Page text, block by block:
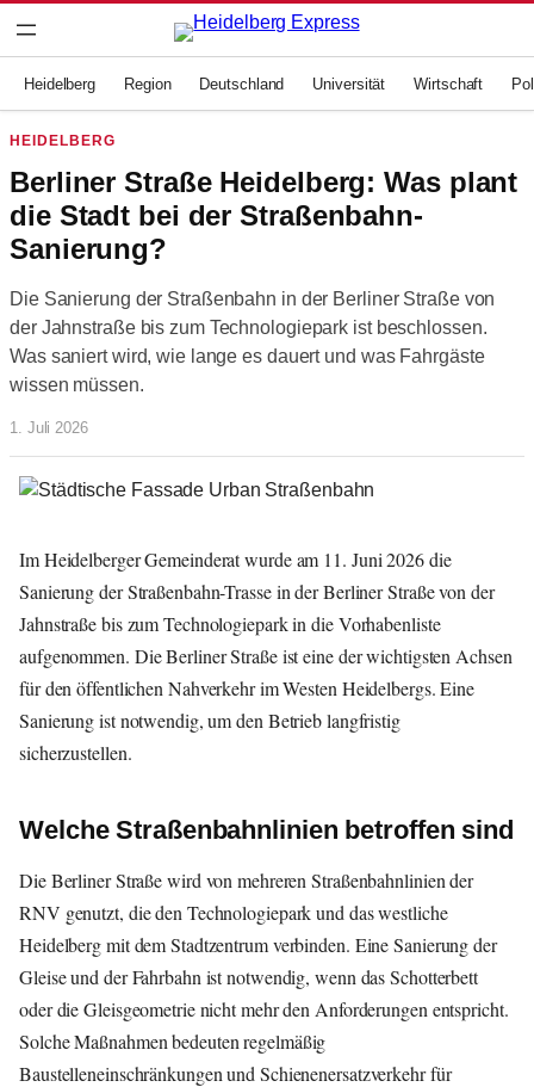
Inhalt
Heidelberg Region Deutschland Universität Wirtschaft
HEIDELBERG
Berliner Straße Heidelberg: Was plant
die Stadt bei der Straßenbahn-
Sanierung?
Die Sanierung der Straßenbahn in der Berliner Straße von
der Jahnstraße bis zum Technologiepark ist beschlossen.
Was saniert wird, wie lange es dauert und was Fahrgäste
wissen müssen.
1. Juli 2026
Im Heidelberger Gemeinderat wurde am 11. Juni 2026 die
Sanierung der Straßenbahn-Trasse in der Berliner Straße von der
Jahnstraße bis zum Technologiepark in die Vorhabenliste
aufgenommen. Die Berliner Straße ist eine der wichtigsten Achsen
für den öffentlichen Nahverkehr im Westen Heidelbergs. Eine
Sanierung ist notwendig, um den Betrieb langfristig
sicherzustellen.
Welche Straßenbahnlinien betroffen sind
Die Berliner Straße wird von mehreren Straßenbahnlinien der
RNV genutzt, die den Technologiepark und das westliche
Heidelberg mit dem Stadtzentrum verbinden. Eine Sanierung der
Gleise und der Fahrbahn ist notwendig, wenn das Schotterbett
oder die Gleisgeometrie nicht mehr den Anforderungen entspricht.
Solche Maßnahmen bedeuten regelmäßig
Baustelleneinschränkungen und Schienenersatzverkehr für